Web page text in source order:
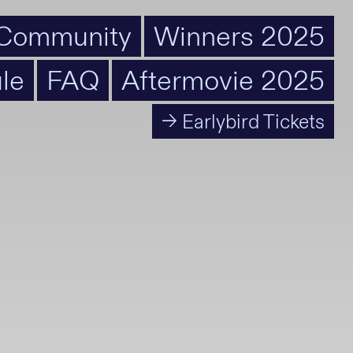
Winners 2025
FAQ Aftermovie 2025
→ Earlybird Tickets